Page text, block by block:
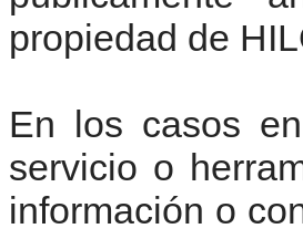
propiedad de
En los casos
servicio o
información o